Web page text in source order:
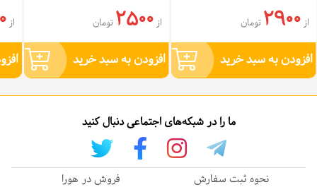
از2900 تومان
افزودن به سبد خرید
از2500 تومان
افزودن به سبد خرید
از
ما را در شبکه‌های اجتماعی دنبال کنید
نحوه ثبت سفارش
فروش در هورا